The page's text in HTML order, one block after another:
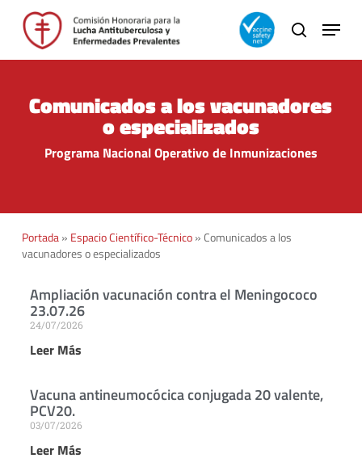
Comunicados a los vacunadores
o especializados
Programa Nacional Operativo de Inmunizaciones
Portada» Espacio Científico-Técnico»Comunicados a los
vacunadores o especializados
Ampliación vacunación contra el Meningococo
23.07.26
24/07/2026
Leer Más
Vacuna antineumocócica conjugada 20 valente,
PCV20.
03/07/2026
Leer Más